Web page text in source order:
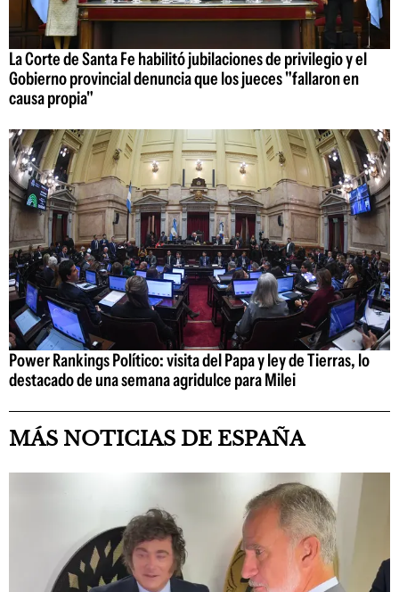
La Corte de Santa Fe habilitó jubilaciones de privilegio y el
Gobierno provincial denuncia que los jueces "fallaron en
causa propia"
Power Rankings Político: visita del Papa y ley de Tierras, lo
destacado de una semana agridulce para Milei
MÁS NOTICIAS DE ESPAÑA